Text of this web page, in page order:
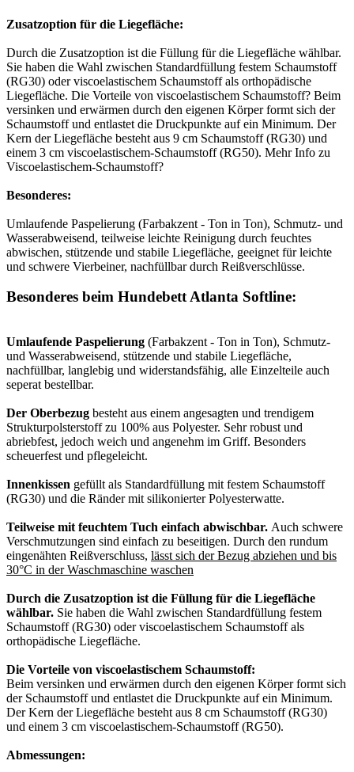
Zusatzoption für die Liegefläche:
Durch die Zusatzoption ist die Füllung für die Liegefläche wählbar.
Sie haben die Wahl zwischen Standardfüllung festem Schaumstoff
(RG30) oder viscoelastischem Schaumstoff als orthopädische
Liegefläche. Die Vorteile von viscoelastischem Schaumstoff? Beim
versinken und erwärmen durch den eigenen Körper formt sich der
Schaumstoff und entlastet die Druckpunkte auf ein Minimum. Der
Kern der Liegefläche besteht aus 9 cm Schaumstoff (RG30) und
einem 3 cm viscoelastischem-Schaumstoff (RG50). Mehr Info zu
Viscoelastischem-Schaumstoff?
Besonderes:
Umlaufende Paspelierung (Farbakzent - Ton in Ton), Schmutz- und
Wasserabweisend, teilweise leichte Reinigung durch feuchtes
abwischen, stützende und stabile Liegefläche, geeignet für leichte
und schwere Vierbeiner, nachfüllbar durch Reißverschlüsse.
Besonderes beim Hundebett Atlanta Softline:
Umlaufende Paspelierung (Farbakzent - Ton in Ton), Schmutz-
und Wasserabweisend, stützende und stabile Liegefläche,
nachfüllbar, langlebig und widerstandsfähig, alle Einzelteile auch
seperat bestellbar.
Der Oberbezug besteht aus einem angesagten und trendigem
Strukturpolsterstoff zu 100% aus Polyester. Sehr robust und
abriebfest, jedoch weich und angenehm im Griff. Besonders
scheuerfest und pflegeleicht.
Innenkissen gefüllt als Standardfüllung mit festem Schaumstoff
(RG30) und die Ränder mit silikonierter Polyesterwatte.
Teilweise mit feuchtem Tuch einfach abwischbar. Auch schwere
Verschmutzungen sind einfach zu beseitigen. Durch den rundum
eingenähten Reißverschluss, lässt sich der Bezug abziehen und bis
30°C in der Waschmaschine waschen
Durch die Zusatzoption ist die Füllung für die Liegefläche
wählbar. Sie haben die Wahl zwischen Standardfüllung festem
Schaumstoff (RG30) oder viscoelastischem Schaumstoff als
orthopädische Liegefläche.
Die Vorteile von viscoelastischem Schaumstoff:
Beim versinken und erwärmen durch den eigenen Körper formt sich
der Schaumstoff und entlastet die Druckpunkte auf ein Minimum.
Der Kern der Liegefläche besteht aus 8 cm Schaumstoff (RG30)
und einem 3 cm viscoelastischem-Schaumstoff (RG50).
Abmessungen: